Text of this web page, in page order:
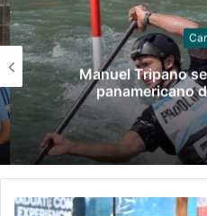
Manuel Tripano se
panamericano